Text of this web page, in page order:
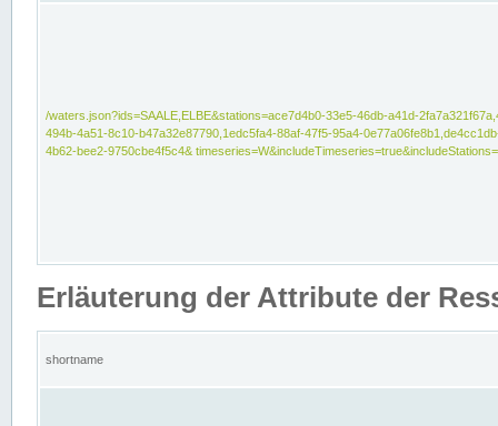
/waters.json?ids=SAALE,ELBE&stations=ace7d4b0-33e5-46db-a41d-
494b-4a51-8c10-b47a32e87790,1edc5fa4-88af-47f5-95a4-
4b62-bee2-9750cbe4f5c4&
Erläuterung der Attribute der
shortname